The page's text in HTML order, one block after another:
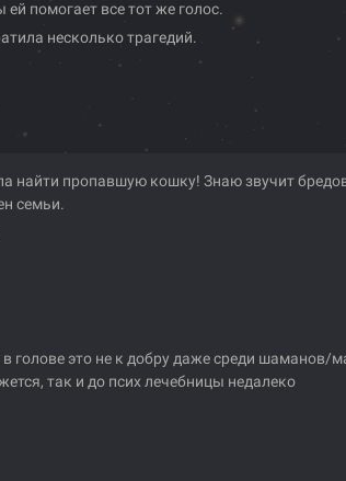
помогает все тот же голос.
несколько трагедий.
найти пропавшую кошку! Знаю звучит
семьи.
в голове это не к добру даже среди шаманов/
так и до псих лечебницы недалеко